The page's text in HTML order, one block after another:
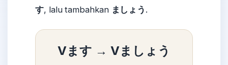
す, lalu tambahkan ましょう .
Vます → Vましょう